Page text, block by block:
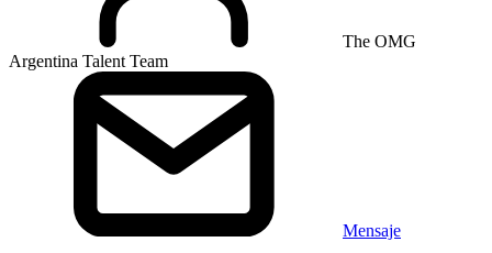
The OMG
Argentina Talent Team
Mensaje